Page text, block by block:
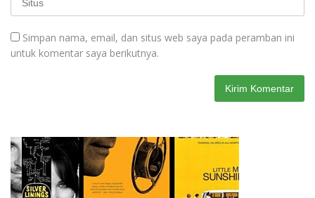
Simpan nama, email, dan situs web saya pada peramban ini
untuk komentar saya berikutnya.